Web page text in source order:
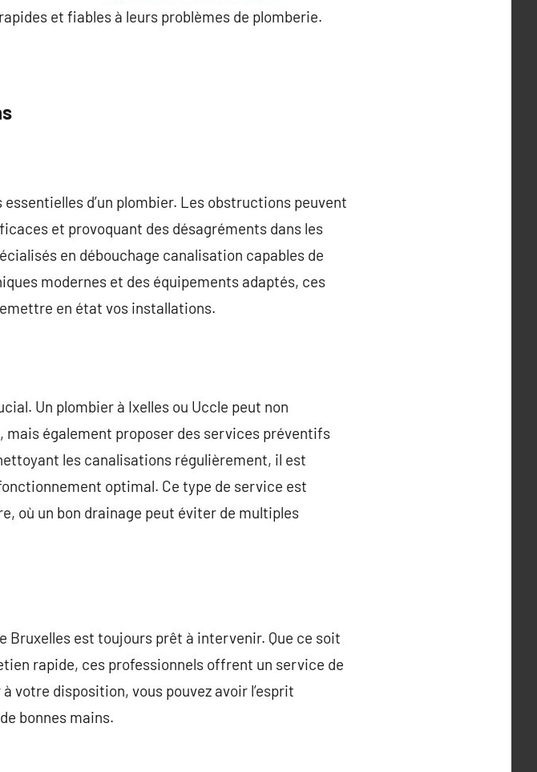
et fiables à leurs problèmes de plomberie.
d’un plombier. Les obstructions peuvent
et provoquant des désagréments dans les
en débouchage canalisation capables de
modernes et des équipements adaptés, ces
en état vos installations.
Un plombier à Ixelles ou Uccle peut non
mais également proposer des services préventifs
les canalisations régulièrement, il est
optimal. Ce type de service est
où un bon drainage peut éviter de multiples
est toujours prêt à intervenir. Que ce soit
rapide, ces professionnels offrent un service de
votre disposition, vous pouvez avoir l’esprit
bonnes mains.